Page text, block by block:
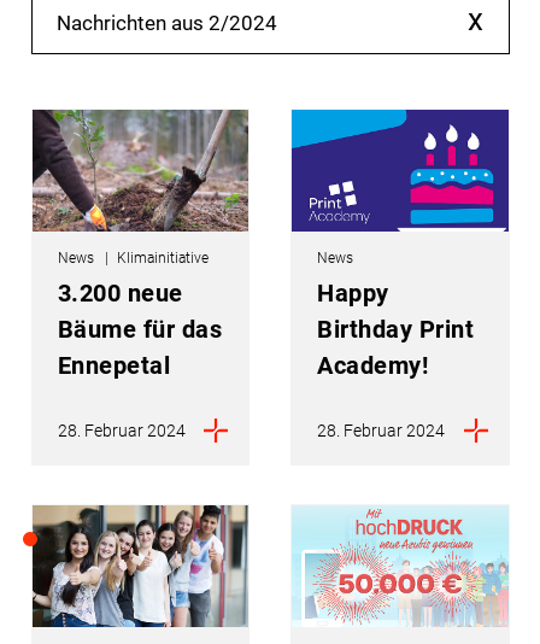
Nachrichten aus 2/2024 x
News Klimainitiative
3.200 neue
Bäume für das
Ennepetal
28. Februar 2024
News
Happy
Birthday Print
Academy!
28. Februar 2024